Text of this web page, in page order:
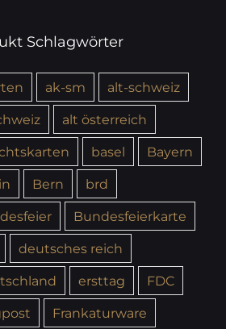
Schlagwörter
ak-sm
alt-schweiz
alt österreich
basel
Bayern
Bern
brd
Bundesfeierkarte
deutsches reich
ersttag
FDC
Frankaturware